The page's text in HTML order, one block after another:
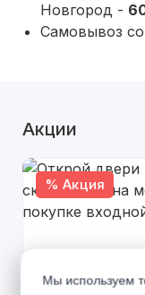
Новгород -
Самовывоз
Акции
% Акция
Мы используем